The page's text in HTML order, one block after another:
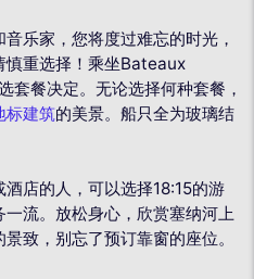
乐家，您将度过难忘的时光，
慎重选择！乘坐Bateaux
餐决定。无论选择何种套餐，
标建筑的美景。船只全为玻璃结
店的人，可以选择18:15的游
流。放松身心，欣赏塞纳河上
致，别忘了预订靠窗的座位。